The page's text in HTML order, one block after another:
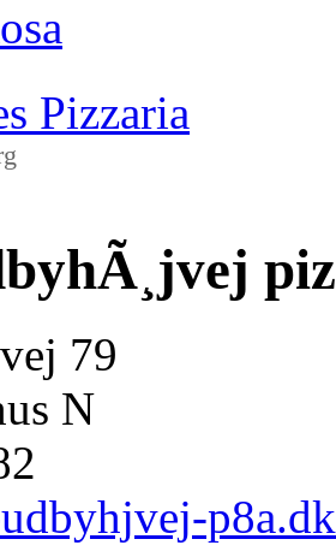
Pizzaria
79
N
p8a.dk